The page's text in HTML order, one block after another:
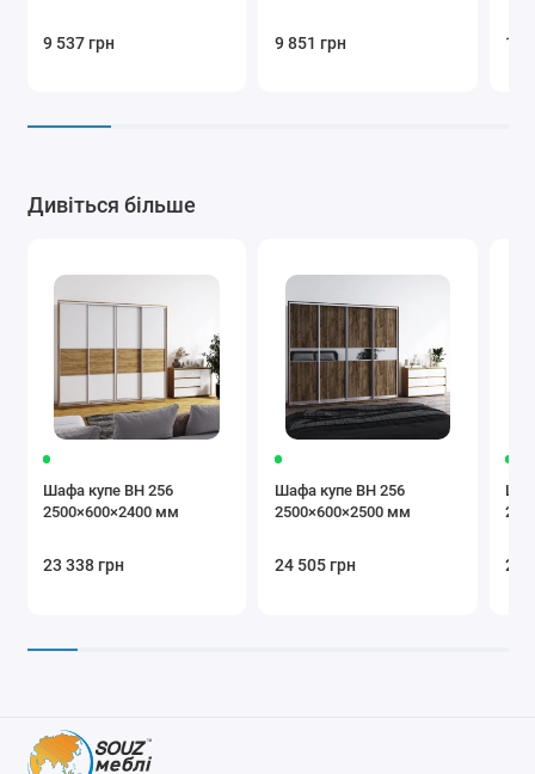
комплектація
Блок ящиків Радіус B-60/45 Радіус А-60/45
9 537 грн 9 851 грн 10
Дивіться більше
Шафа купе ВН 256
2500×600×2400 мм
23 338 грн
Шафа купе ВН 256
2500×600×2500 мм
24 505 грн 21